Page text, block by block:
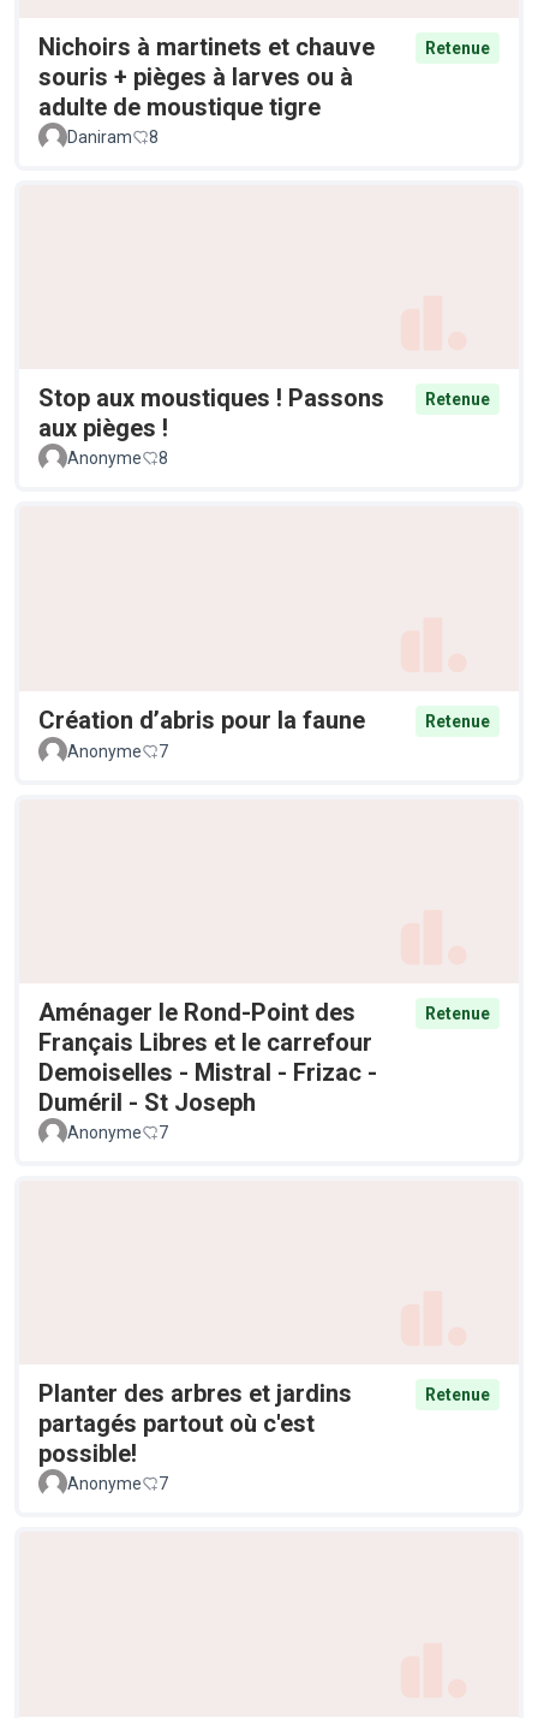
Nichoirs à martinets et chauve
souris + pièges à larves ou à
adulte de moustique tigre
Retenue
Daniram 8
Stop aux moustiques ! Passons
aux pièges !
Retenue
Anonyme 8
Création d’abris pour la faune
Retenue
Anonyme
7
Aménager le Rond-Point des
Français Libres et le carrefour
Demoiselles - Mistral - Frizac -
Duméril - St Joseph
Retenue
Anonyme 7
Planter des arbres et jardins
partagés partout où c'est
possible!
Retenue
Anonyme 7